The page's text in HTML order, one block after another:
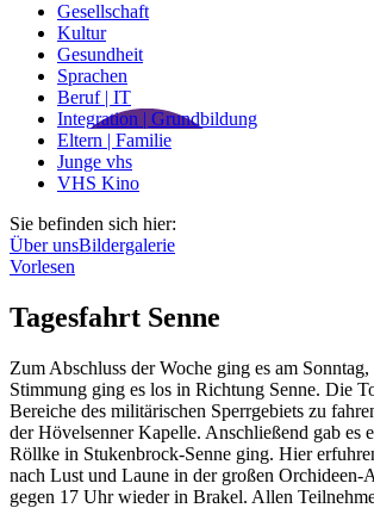
Gesellschaft
Kultur
Gesundheit
Sprachen
Beruf | IT
Integration | Grundbildung
Eltern | Familie
Junge vhs
VHS Kino
Sie befinden sich hier:
Über unsBildergalerie
Vorlesen
Tagesfahrt Senne
Zum Abschluss der Woche ging es am
Stimmung ging es los in Richtung Senne. Die
Bereiche des militärischen Sperrgebiets zu
der Hövelsenner Kapelle. Anschließend gab es
Röllke in Stukenbrock-Senne ging. Hier
nach Lust und Laune in der großen Orchideen-
gegen 17 Uhr wieder in Brakel. Allen